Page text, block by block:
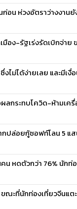
ก่อน ห่วงอัตราว่างงาน
อง-รัฐเร่งรัดเบิกจ่าย
ไม่ได้ง่ายเลย และมีเงื่
ลกระทบโควิด-ห้ามเค
กปล่อยกู้ซอฟท์โลน 5 แ
น หดตัวกว่า 76% นักท่
ณะที่นักท่องเที่ยวจีนแตะ